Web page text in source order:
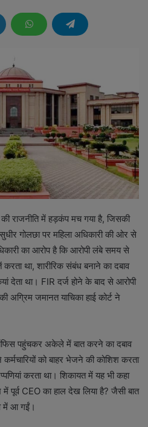
राजनीति में हड़कंप मच गया है, जिसकी
गोलछा पर महिला अधिकारी की ओर से
का आरोप है कि आरोपी लंबे समय से
था, शारीरिक संबंध बनाने का दबाव
देता था। FIR दर्ज होने के बाद से आरोपी
अग्रिम जमानत याचिका हाई कोर्ट ने
पहुंचकर अकेले में बात करने का दबाव
को बाहर भेजने की कोशिश करता
करता था। शिकायत में यह भी कहा
पूर्व CEO का हाल देख लिया है? जैसी बात
में आ गईं।